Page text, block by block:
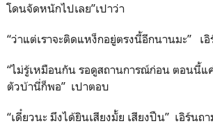
โดนจัดหนักไปเลย”เปาว่า
“ว่าแต่เราจะติดแหง็กอยู่ตรงนี้อีกนานมะ” เ
“ไม่รู้เหมือนกัน รอดูสถานการณ์ก่อน ตอนนี้แค่
ตัวบ้านี่ก็พอ” เปาตอบ
“เดี๋ยวนะ มึงได้ยินเสียงมั้ย เสียงปืน” เอิร์น